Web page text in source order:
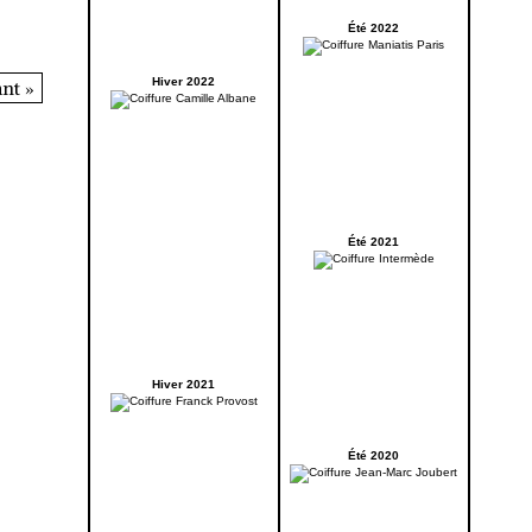
» Hiver 2022
Hiver 2021
Été 2022
Été 2021
Été 2020